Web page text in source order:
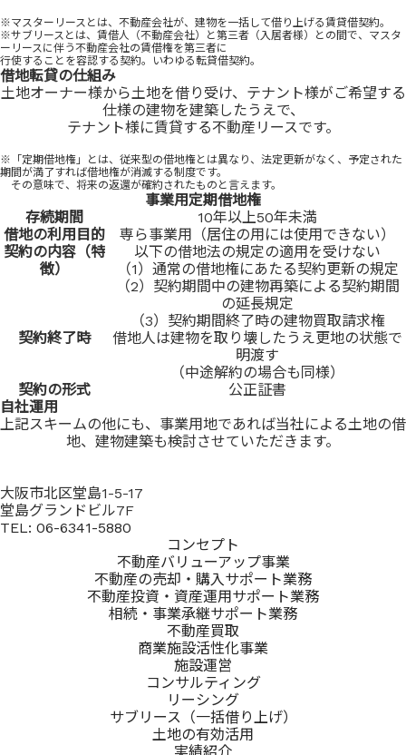
※マスターリースとは、不動産会社が、建物を一括して借り上げる賃貸借契約。
※サブリースとは、賃借人（不動産会社）と第三者（入居者様）との間で、マスタ
ーリースに伴う不動産会社の賃借権を第三者に
行使することを容認する契約。いわゆる転貸借契約。
借地転貸の仕組み
土地オーナー様から土地を借り受け、テナント様がご希望する
仕様の建物を建築したうえで、
テナント様に賃貸する不動産リースです。
※「定期借地権」とは、従来型の借地権とは異なり、法定更新がなく、予定された
期間が満了すれば借地権が消滅する制度です。
その意味で、将来の返還が確約されたものと言えます。
事業用定期借地権
存続期間
10年以上50年未満
借地の利用目的
専ら事業用（居住の用には使用できない）
契約の内容（特
徴）
以下の借地法の規定の適用を受けない
（1）通常の借地権にあたる契約更新の規定
（2）契約期間中の建物再築による契約期間
の延長規定
（3）契約期間終了時の建物買取請求権
契約終了時
借地人は建物を取り壊したうえ更地の状態で
明渡す
（中途解約の場合も同様）
契約の形式
公正証書
自社運用
上記スキームの他にも、事業用地であれば当社による土地の借
地、建物建築も検討させていただきます。
大阪市北区堂島1-5-17
堂島グランドビル7F
TEL: 06-6341-5880
コンセプト
不動産バリューアップ事業
不動産の売却・購入サポート業務
不動産投資・資産運用サポート業務
相続・事業承継サポート業務
不動産買取
商業施設活性化事業
施設運営
コンサルティング
リーシング
サブリース（一括借り上げ）
土地の有効活用
実績紹介